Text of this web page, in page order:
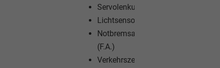
Servolenkung
Lichtsensor
Notbremsassistent
(F.A.)
Verkehrszeichenerkennung